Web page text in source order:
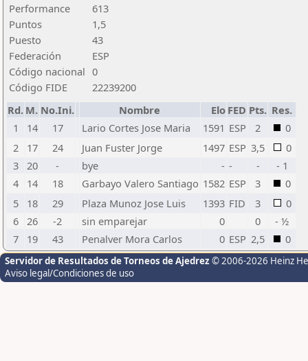
Performance
613
Puntos
1,5
Puesto
43
Federación
ESP
Código nacional 0
Código FIDE
22239200
Rd. M. No.Ini. Nombre Elo FED Pts. Res.
1
14 17 Lario Cortes Jose Maria 1591 ESP 2
0
2
17 24 Juan Fuster Jorge 1497 ESP 3,5
0
3 20 - bye - - -
- 1
4
14 18 Garbayo Valero Santiago 1582 ESP 3
0
5
18 29 Plaza Munoz Jose Luis 1393 FID 3
0
6 26 -2 sin emparejar 0 0
- ½
7
19 43 Penalver Mora Carlos 0 ESP 2,5 0
Servidor de Resultados de Torneos de Ajedrez © 2006-2026 Heinz
Aviso legal/Condiciones de uso